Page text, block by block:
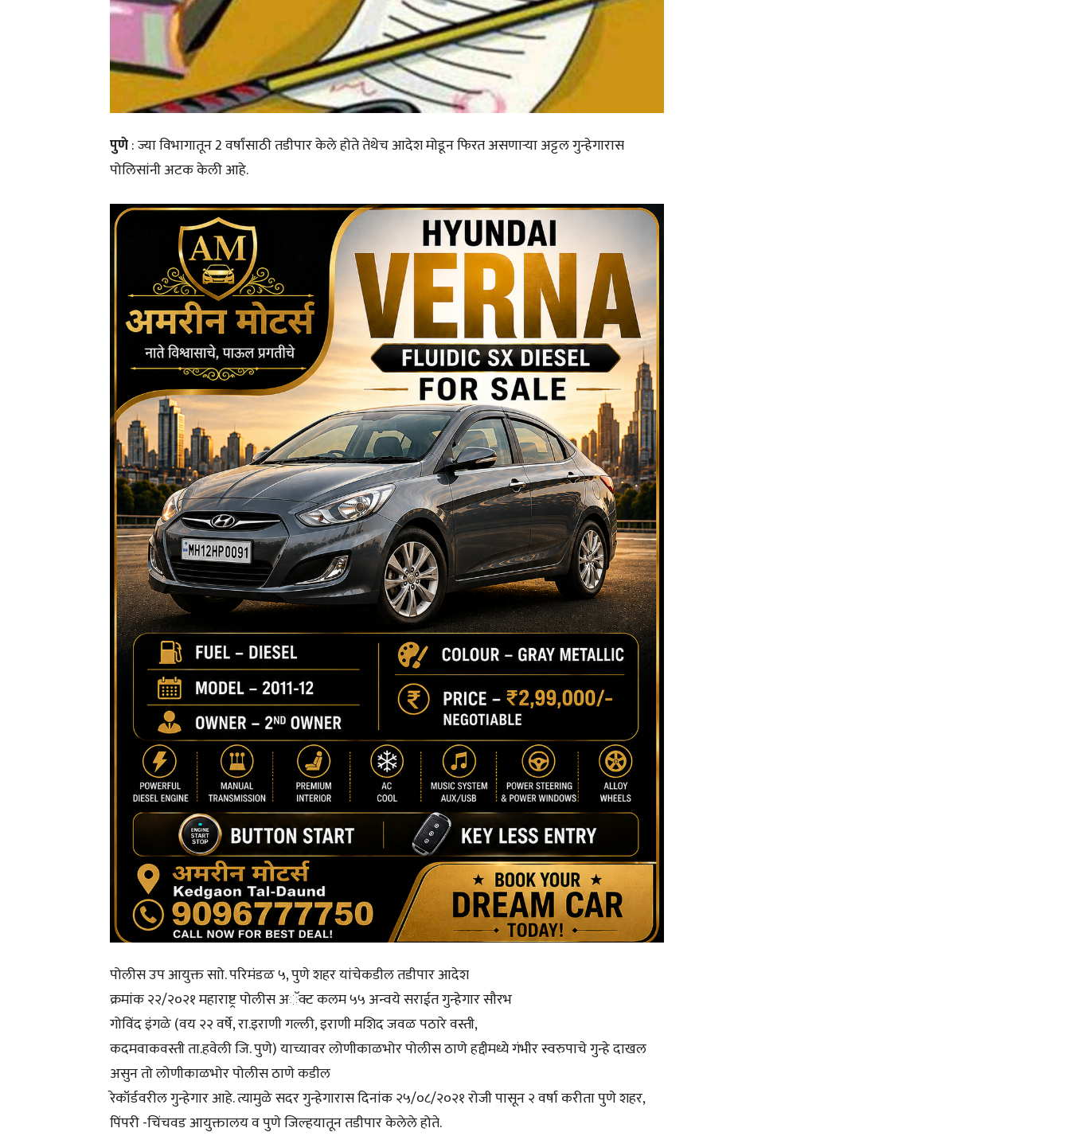
पुणे: ज्या विभागातून 2 वर्षांसाठी तडीपार केले होते तेथेच आदेश मोडून फिरत असणाऱ्या अट्टल गुन्हेगारास
पोलिसांनी अटक केली आहे.
पोलीस उप आयुक्त साो. परिमंडळ ५, पुणे शहर यांचेकडील तडीपार आदेश
क्रमांक २२/२०२१ महाराष्ट्र पोलीस अॅक्ट कलम ५५ अन्वये सराईत गुन्हेगार सौरभ
गोविंद इंगळे (वय २२ वर्षे, रा.इराणी गल्ली, इराणी मशिद जवळ पठारे वस्ती,
कदमवाकवस्ती ता.हवेली जि. पुणे) याच्यावर लोणीकाळभोर पोलीस ठाणे हद्दीमध्ये गंभीर स्वरुपाचे गुन्हे दाखल
असुन तो लोणीकाळभोर पोलीस ठाणे कडील
रेकॉर्डवरील गुन्हेगार आहे. त्यामुळे सदर गुन्हेगारास दिनांक २५/०८/२०२१ रोजी पासून २ वर्षा करीता पुणे शहर,
पिंपरी -चिंचवड आयुक्तालय व पुणे जिल्हयातून तडीपार केलेले होते.